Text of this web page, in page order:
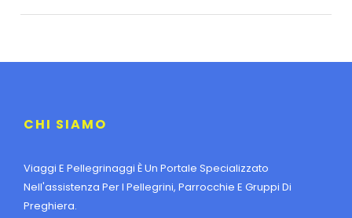
CHI SIAMO
Viaggi E Pellegrinaggi È Un Portale Specializzato
Nell'assistenza Per I Pellegrini, Parrocchie E Gruppi Di
Preghiera.